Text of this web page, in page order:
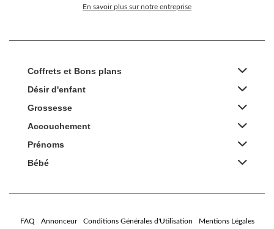
En savoir plus sur notre entreprise
Coffrets et Bons plans
Désir d'enfant
Grossesse
Accouchement
Prénoms
Bébé
FAQ Annonceur Conditions Générales d'Utilisation Mentions Légales